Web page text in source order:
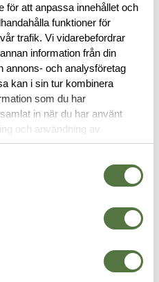
för att anpassa innehållet och
funktioner för
trafik. Vi vidarebefordrar
information från din
annons- och analysföretag
kan i sin tur kombinera
som du har
in när du har använt
och användning av
för personalisering av